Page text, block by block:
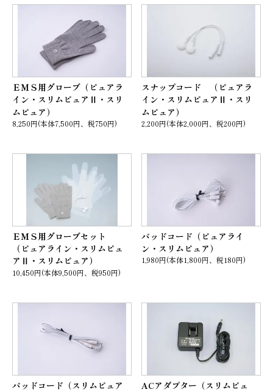
ＥＭＳ用グローブ（ピュアラ
イン・スリムピュアⅡ・スリ
ムピュア）
8,250円(本体7,500円、税750円)
スナップコード （ピュアラ
イン・スリムピュアⅡ・スリ
ムピュア）
2,200円(本体2,000円、税200円)
ＥＭＳ用グローブセット
（ピュアライン・スリムピュ
アⅡ・スリムピュア）
10,450円(本体9,500円、税950円)
パッドコード（ピュアライ
ン・スリムピュア）
1,980円(本体1,800円、税180円)
パッドコード（スリムピュア
ACアダプター（スリムピュ